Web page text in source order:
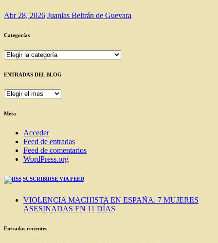
Abr 28, 2026 Juanlas Beltrán de Guevara
Categorías
Categorías
ENTRADAS DEL BLOG
ENTRADAS
BLOG
Meta
Acceder
Feed de entradas
Feed de comentarios
WordPress.org
SUSCRIBIRSE VIA FEED
VIOLENCIA MACHISTA EN ESPAÑA. 7 MUJERES
ASESINADAS EN 11 DÍAS
Entradas recientes